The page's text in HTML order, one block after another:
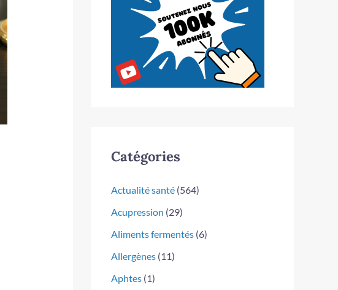
Catégories
Actualité santé (564)
Acupression (29)
Aliments fermentés (6)
Allergènes (11)
Aphtes (1)